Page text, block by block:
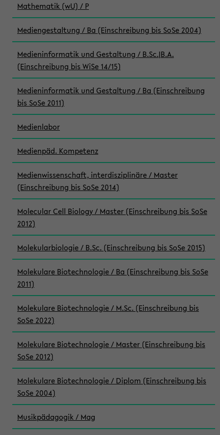
Mathematik (wU) / P
Mediengestaltung / Ba (Einschreibung bis SoSe 2004)
Medieninformatik und Gestaltung / B.Sc.|B.A.
(Einschreibung bis WiSe 14/15)
Medieninformatik und Gestaltung / Ba (Einschreibung
bis SoSe 2011)
Medienlabor
Medienpäd. Kompetenz
Medienwissenschaft, interdisziplinäre / Master
(Einschreibung bis SoSe 2014)
Molecular Cell Biology / Master (Einschreibung bis SoSe
2012)
Molekularbiologie / B.Sc. (Einschreibung bis SoSe 2015)
Molekulare Biotechnologie / Ba (Einschreibung bis SoSe
2011)
Molekulare Biotechnologie / M.Sc. (Einschreibung bis
SoSe 2022)
Molekulare Biotechnologie / Master (Einschreibung bis
SoSe 2012)
Molekulare Biotechnologie / Diplom (Einschreibung bis
SoSe 2004)
Musikpädagogik / Mag